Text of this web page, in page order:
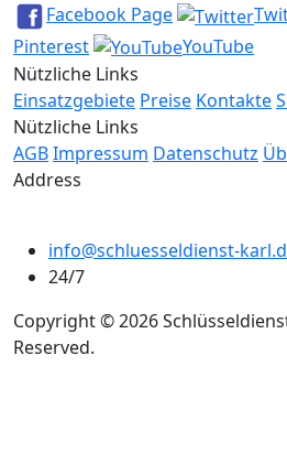
Facebook Page
Pinterest
YouTube
Nützliche Links
Einsatzgebiete Preise Kontakte
Nützliche Links
AGBImpressum Datenschutz
Address
info@schluesseldienst-
24/7
Copyright © 2026
Reserved.